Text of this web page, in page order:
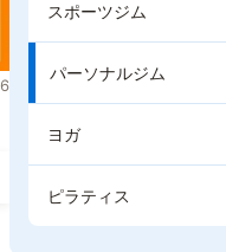
スポーツジム
パーソナルジム
ヨガ
ピラティス